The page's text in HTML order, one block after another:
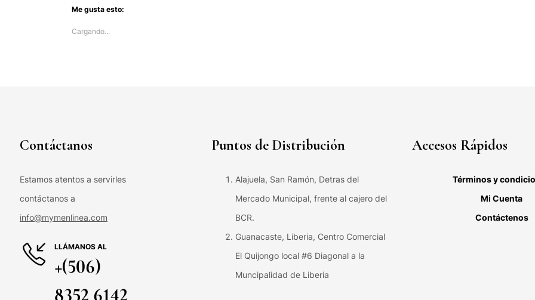
Me gusta esto:
Cargando...
Contáctanos
Estamos atentos a servirles
contáctanos a
info@mymenlinea.com
LLÁMANOS AL
+(506)
8352 6142
Puntos de Distribución
Alajuela, San Ramón, Detras del
Mercado Municipal, frente al cajero del
BCR.
Guanacaste, Liberia, Centro Comercial
El Quijongo local #6 Diagonal a la
Muncipalidad de Liberia
Accesos Rápidos
Términos y
Mi Cuenta
Contáctenos